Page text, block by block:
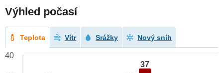
Výhled počasí
Teplota Vítr Srážky Nový sníh
37
40